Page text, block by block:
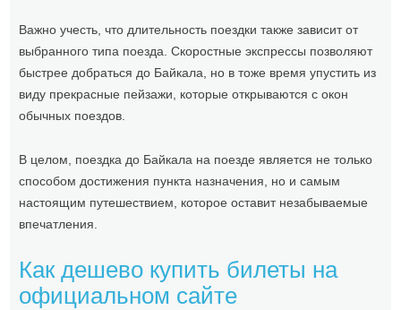
Важно учесть, что длительность поездки также зависит от
выбранного типа поезда. Скоростные экспрессы позволяют
быстрее добраться до Байкала, но в тоже время упустить из
виду прекрасные пейзажи, которые открываются с окон
обычных поездов.
В целом, поездка до Байкала на поезде является не только
способом достижения пункта назначения, но и самым
настоящим путешествием, которое оставит незабываемые
впечатления.
Как дешево купить билеты на
официальном сайте